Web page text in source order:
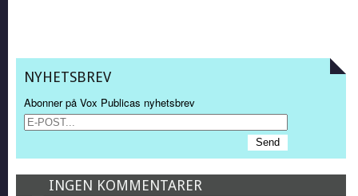
NYHETSBREV
Abonner på Vox Publicas nyhetsbrev
INGEN KOMMENTARER